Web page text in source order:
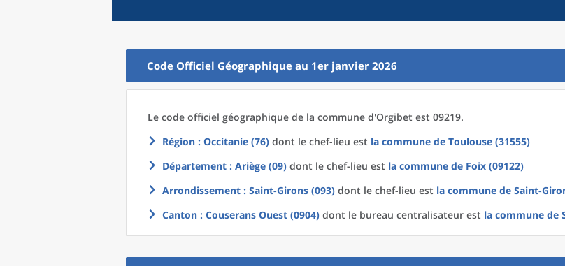
Code Officiel Géographique au 1er janvier 2026
Le code officiel géographique de la commune d'Orgibet est 09219.
Région : Occitanie (76) dont le chef-lieu est la commune de Toulouse (31555)
Département : Ariège (09) dont le chef-lieu est la commune de Foix (09122)
Arrondissement : Saint-Girons (093) dont le chef-lieu est la commune de Saint-
Canton : Couserans Ouest (0904) dont le bureau centralisateur est la commune de